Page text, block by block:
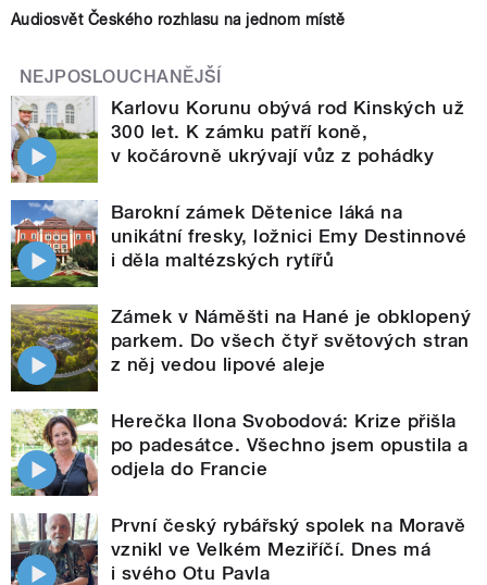
Audiosvět Českého rozhlasu na jednom místě
NEJPOSLOUCHANĚJŠÍ
Karlovu Korunu obývá rod Kinských už
300 let. K zámku patří koně,
v kočárovně ukrývají vůz z pohádky
Barokní zámek Dětenice láká na
unikátní fresky, ložnici Emy Destinnové
i děla maltézských rytířů
Zámek v Náměšti na Hané je obklopený
parkem. Do všech čtyř světových stran
z něj vedou lipové aleje
Herečka Ilona Svobodová: Krize přišla
po padesátce. Všechno jsem opustila a
odjela do Francie
První český rybářský spolek na Moravě
vznikl ve Velkém Meziříčí. Dnes má
i svého Otu Pavla